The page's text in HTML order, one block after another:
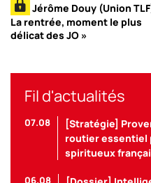
Jérôme Douy (Union
La rentrée, moment le plus
délicat des JO »
Fil d'actualités
07.08
[Stratégie]
routier essentiel
spiritueux
06.08